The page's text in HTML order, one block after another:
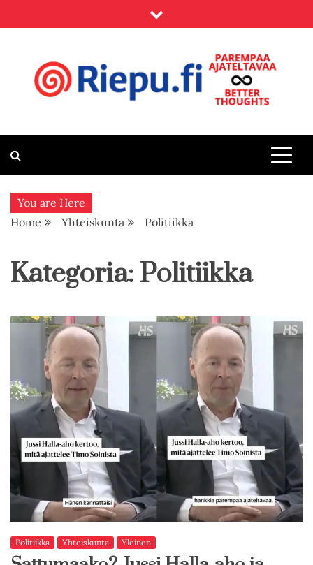
to
Riepu.fi
You are Here
Home
Yhteiskunta Politiikka
Kategoria: Politiikka
Politiikka Yhteiskunta Yleinen